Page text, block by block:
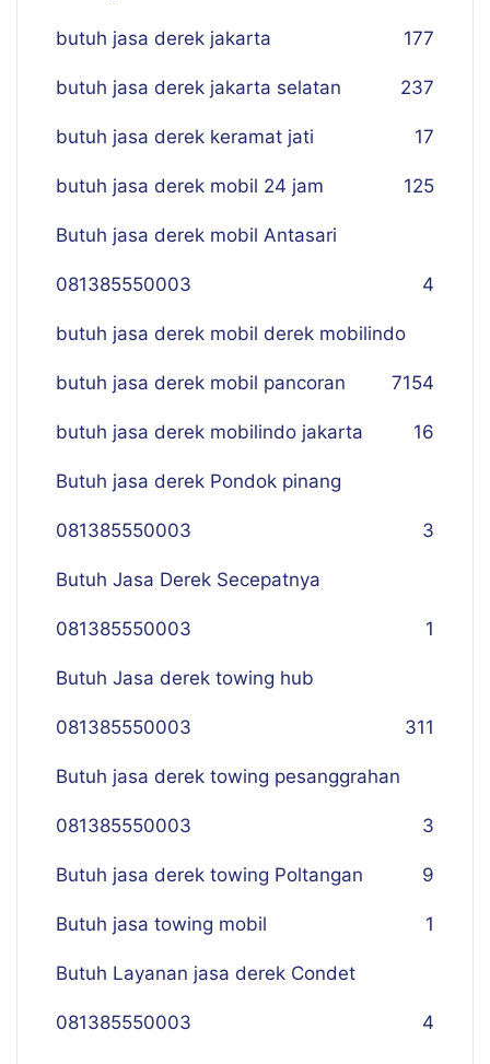
butuh jasa derek jakarta 177
butuh jasa derek jakarta selatan 237
butuh jasa derek keramat jati 17
butuh jasa derek mobil 24 jam 125
Butuh jasa derek mobil Antasari
081385550003 4
butuh jasa derek mobil derek mobilindo
154
butuh jasa derek mobil pancoran 7
butuh jasa derek mobilindo jakarta 16
Butuh jasa derek Pondok pinang
081385550003 3
Butuh Jasa Derek Secepatnya
081385550003 1
Butuh Jasa derek towing hub
081385550003 311
Butuh jasa derek towing pesanggrahan
081385550003 3
Butuh jasa derek towing Poltangan 9
Butuh jasa towing mobil 1
Butuh Layanan jasa derek Condet
081385550003 4